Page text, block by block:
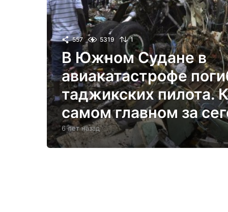
557 5319 1
В Южном Судане в
авиакатастрофе
таджикских пилота.
самом главном за
6 лет назад6
л
е